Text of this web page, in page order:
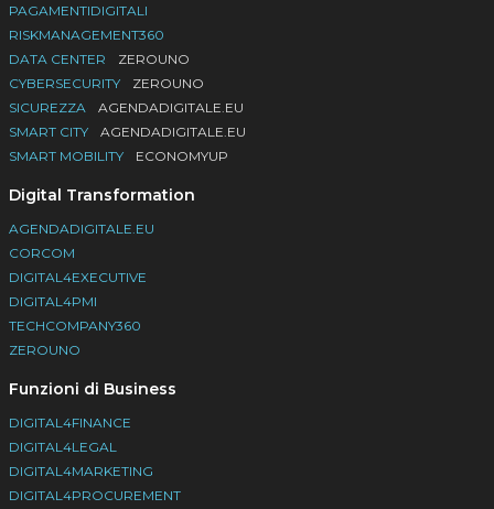
PAGAMENTIDIGITALI
RISKMANAGEMENT360
DATA CENTER
ZEROUNO
CYBERSECURITY
ZEROUNO
SICUREZZA
AGENDADIGITALE.EU
SMART CITY
AGENDADIGITALE.EU
SMART MOBILITY
ECONOMYUP
Digital Transformation
AGENDADIGITALE.EU
CORCOM
DIGITAL4EXECUTIVE
DIGITAL4PMI
TECHCOMPANY360
ZEROUNO
Funzioni di Business
DIGITAL4FINANCE
DIGITAL4LEGAL
DIGITAL4MARKETING
DIGITAL4PROCUREMENT